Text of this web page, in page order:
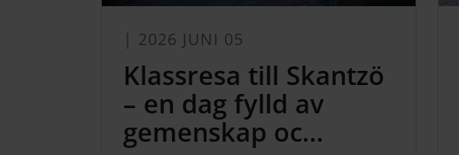
| 2026 JUNI 05
Klassresa till Skantzö
– en dag fylld av
gemenskap oc...